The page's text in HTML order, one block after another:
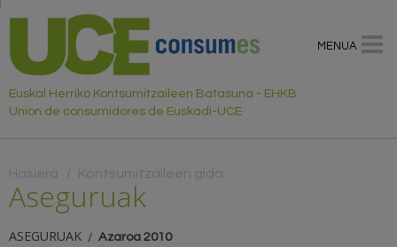
Euskal Herriko Kontsumitzaileen Batasuna - EHKB
Union de consumidores de Euskadi-UCE
Hemen zaude
Hasiera Kontsumitzaileen gida
Aseguruak
ASEGURUAK Azaroa 2010
MENUA